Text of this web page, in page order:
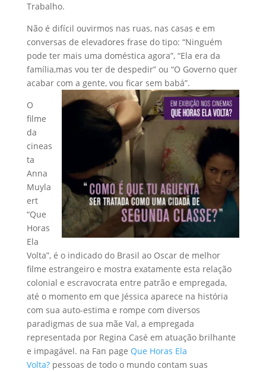
Trabalho.
Não é difícil ouvirmos nas ruas, nas casas e em
conversas de elevadores frase do tipo: “Ninguém
pode ter mais uma doméstica agora”, “Ela era da
família,mas vou ter de despedir” ou “O Governo quer
acabar com a gente, vou ficar sem babá”.
O
filme
da
cineas
ta
Anna
Muyla
ert
“Que
Horas
Ela
Volta”, é o indicado do Brasil ao Oscar de melhor
filme estrangeiro e mostra exatamente esta relação
colonial e escravocrata entre patrão e empregada,
até o momento em que Jéssica aparece na história
com sua auto-estima e rompe com diversos
paradigmas de sua mãe Val, a empregada
representada por Regina Casé em atuação brilhante
e impagável. na Fan page Que Horas Ela
Volta?pessoas de todo o mundo contam suas